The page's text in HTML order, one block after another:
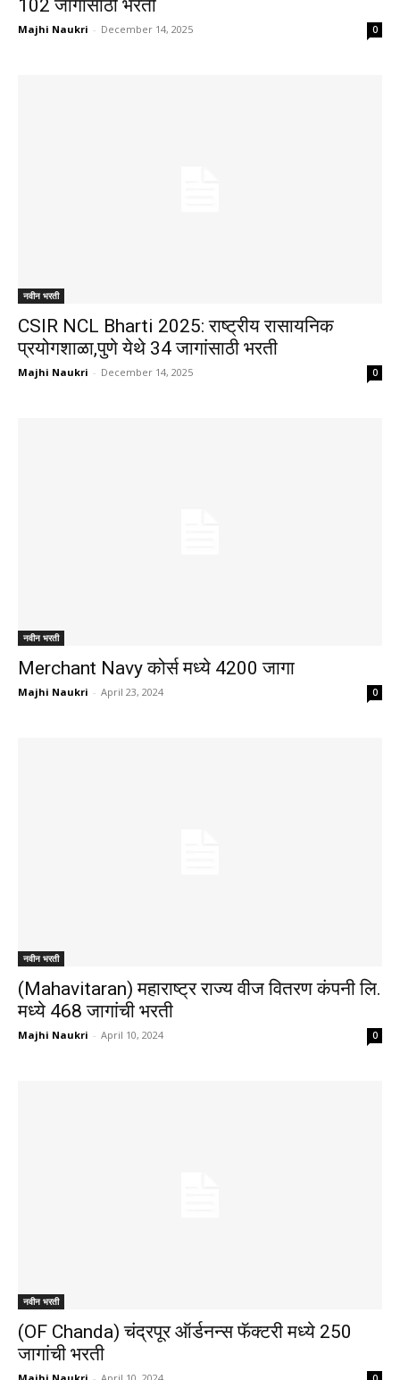
102 जागांसाठी भरती
Majhi Naukri - December 14, 2025 0
नवीन भरती
CSIR NCL Bharti 2025: राष्ट्रीय रासायनिक
प्रयोगशाळा,पुणे येथे 34 जागांसाठी भरती
Majhi Naukri - December 14, 2025 0
नवीन भरती
Merchant Navy कोर्स मध्ये 4200 जागा
Majhi Naukri - April 23, 2024 0
नवीन भरती
(Mahavitaran) महाराष्ट्र राज्य वीज वितरण कंपनी लि.
मध्ये 468 जागांची भरती
Majhi Naukri - April 10, 2024 0
नवीन भरती
(OF Chanda) चंद्रपूर ऑर्डनन्स फॅक्टरी मध्ये 250
जागांची भरती